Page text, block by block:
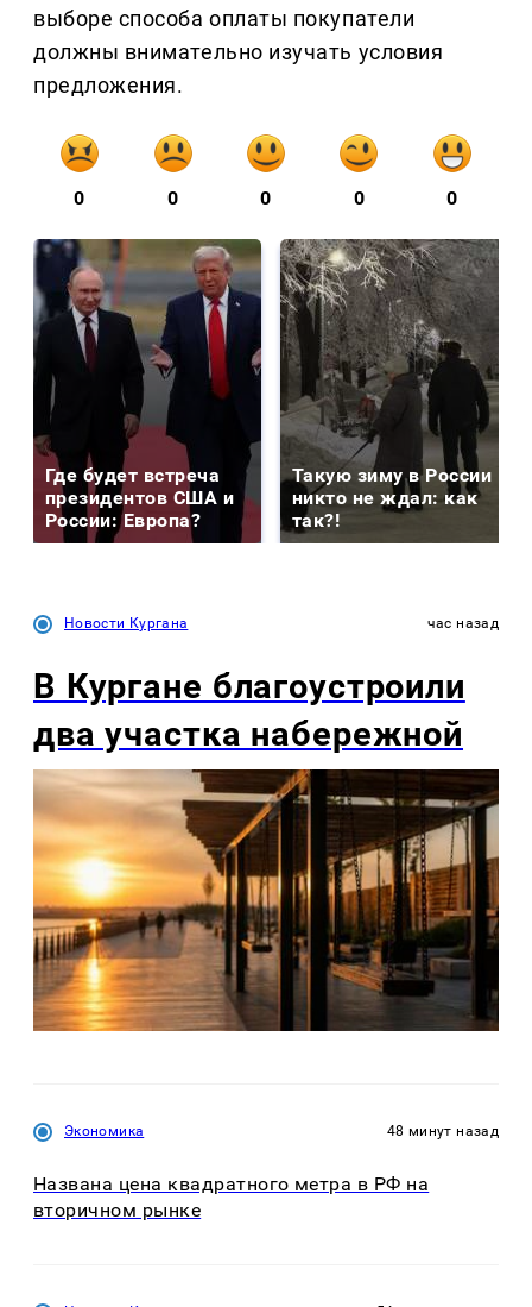
выборе способа оплаты покупатели
должны внимательно изучать условия
предложения.
0 0 0 0 0
Где будет встреча
президентов США и
России: Европа?
Такую зиму в России
никто не ждал: как
так?!
Новости Кургана час назад
В Кургане благоустроили
два участка набережной
Экономика 48 минут назад
Названа цена квадратного метра в РФ на
вторичном рынке